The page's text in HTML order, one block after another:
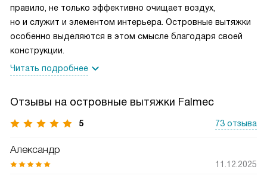
правило, не только эффективно очищает воздух,
но и служит и элементом интерьера. Островные вытяжки
особенно выделяются в этом смысле благодаря своей
конструкции.
Читать подробнее
Отзывы на островные вытяжки Falmec
5 73 отзыва
Александр
11.12.2025